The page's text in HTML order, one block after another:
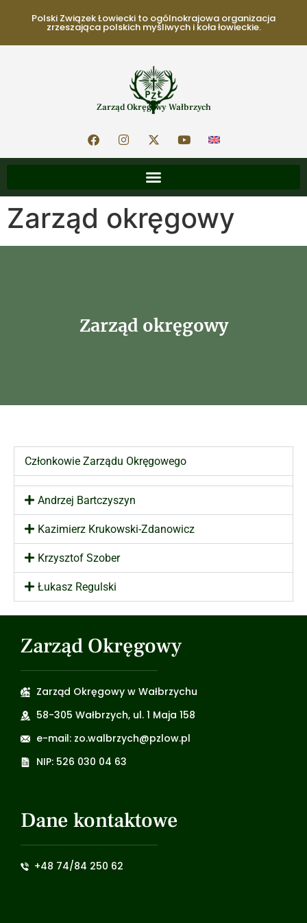
Polski Związek Łowiecki to ogólnokrajowa organizacja
zrzeszająca polskich myśliwych i koła łowieckie.
Zarząd Okręgowy Wałbrzych
Zarząd okręgowy
Zarząd okręgowy
Członkowie Zarządu Okręgowego
Andrzej Bartczyszyn
Kazimierz Krukowski-Zdanowicz
Krzysztof Szober
Łukasz Regulski
Zarząd Okręgowy
Zarząd Okręgowy w Wałbrzychu
58-305 Wałbrzych, ul. 1 Maja 158
e-mail: zo.walbrzych@pzlow.pl
NIP: 526 030 04 63
Dane kontaktowe
+48 74/84 250 62